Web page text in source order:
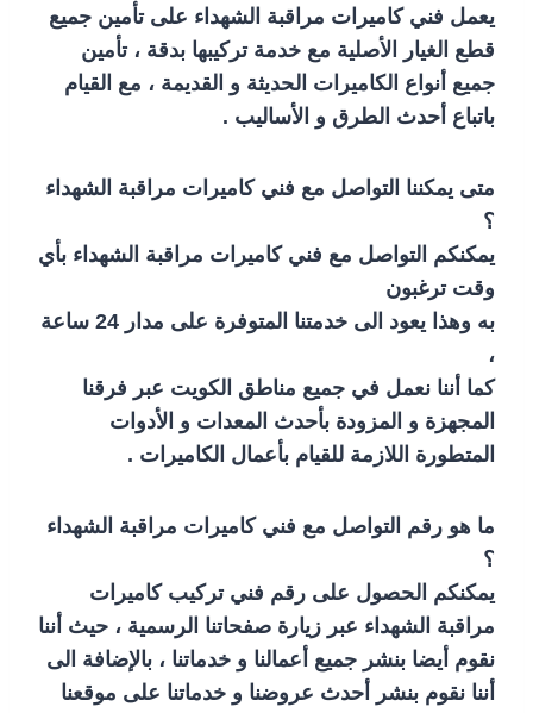
يعمل فني كاميرات مراقبة الشهداء على تأمين جميع
قطع الغيار الأصلية مع خدمة تركيبها بدقة ، تأمين
جميع أنواع الكاميرات الحديثة و القديمة ، مع القيام
باتباع أحدث الطرق و الأساليب .
متى يمكننا التواصل مع فني كاميرات مراقبة الشهداء
؟
يمكنكم التواصل مع فني كاميرات مراقبة الشهداء بأي
وقت ترغبون
به وهذا يعود الى خدمتنا المتوفرة على مدار 24 ساعة
،
كما أننا نعمل في جميع مناطق الكويت عبر فرقنا
المجهزة و المزودة بأحدث المعدات و الأدوات
المتطورة اللازمة للقيام بأعمال الكاميرات .
ما هو رقم التواصل مع فني كاميرات مراقبة الشهداء
؟
يمكنكم الحصول على رقم فني تركيب كاميرات
مراقبة الشهداء عبر زيارة صفحاتنا الرسمية ، حيث أننا
نقوم أيضا بنشر جميع أعمالنا و خدماتنا ، بالإضافة الى
أننا نقوم بنشر أحدث عروضنا و خدماتنا على موقعنا